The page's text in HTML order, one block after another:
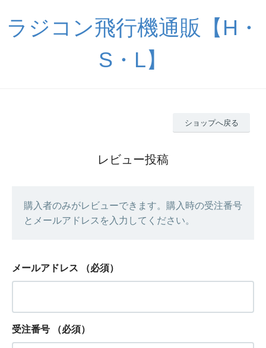
ラジコン飛行機通販【H・
S・L】
ショップへ戻る
レビュー投稿
購入者のみがレビューできます。購入時の受注番号
とメールアドレスを入力してください。
メールアドレス （必須）
受注番号 （必須）